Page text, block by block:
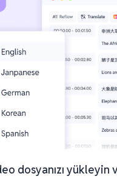
dosyanızı yükleyin